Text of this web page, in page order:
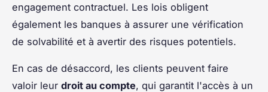
engagement contractuel. Les lois obligent
également les banques à assurer une vérification
de solvabilité et à avertir des risques potentiels.
En cas de désaccord, les clients peuvent faire
valoir leur droit au compte, qui garantit l'accès à un